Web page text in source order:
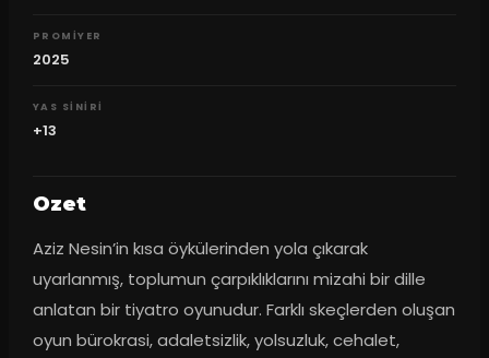
PROMIYER
2025
YAS SINIRI
+13
Ozet
Aziz Nesin’in kısa öykülerinden yola çıkarak
uyarlanmış, toplumun çarpıklıklarını mizahi bir dille
anlatan bir tiyatro oyunudur. Farklı skeçlerden oluşan
oyun bürokrasi, adaletsizlik, yolsuzluk, cehalet,